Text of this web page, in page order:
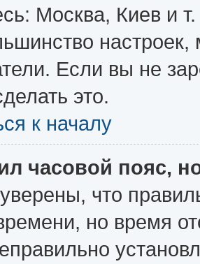
Москва, Киев и
настроек,
Если вы не
это.
к началу
часовой пояс,
что
но время